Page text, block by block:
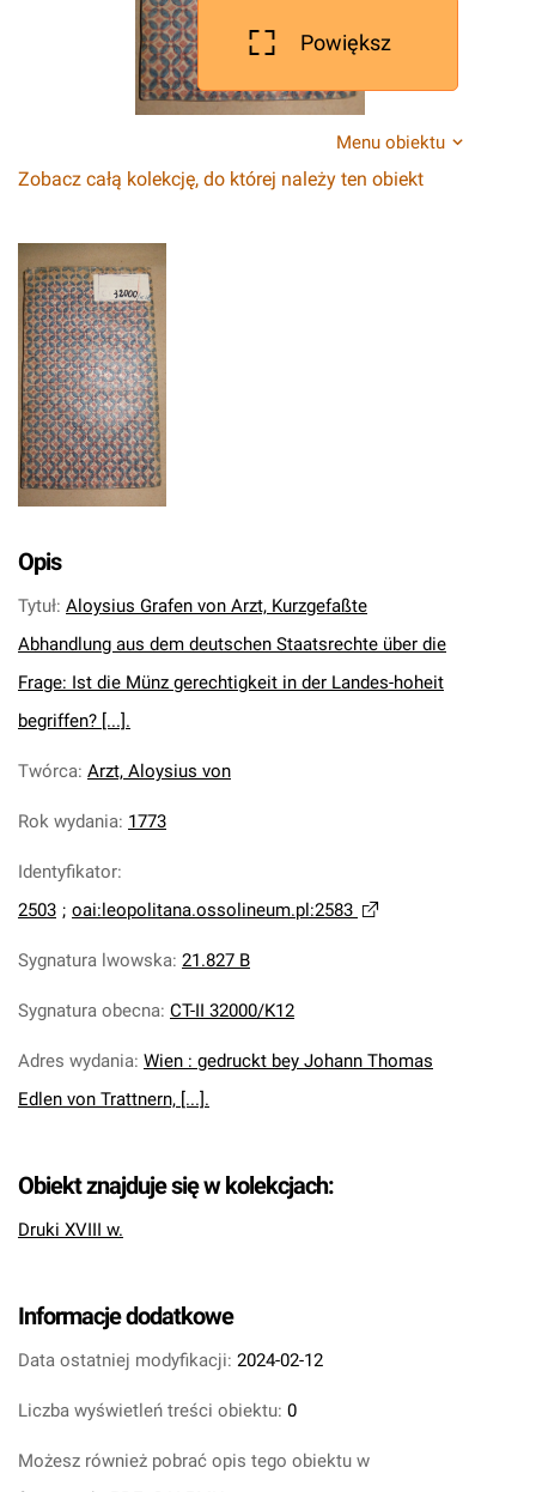
Powiększ
Menu obiektu
Zobacz całą kolekcję, do której należy ten obiekt
Opis
Tytuł: Aloysius Grafen von Arzt, Kurzgefaßte
Abhandlung aus dem deutschen Staatsrechte über die
Frage: Ist die Münz gerechtigkeit in der Landes-hoheit
begriffen? [...].
Twórca: Arzt, Aloysius von
Rok wydania: 1773
Identyfikator:
2503 ; oai:leopolitana.ossolineum.pl:2583
Sygnatura lwowska: 21.827 B
Sygnatura obecna: CT-II 32000/K12
Adres wydania: Wien : gedruckt bey Johann Thomas
Edlen von Trattnern, [...].
Obiekt znajduje się w kolekcjach:
Druki XVIII w.
Informacje dodatkowe
Data ostatniej modyfikacji: 2024-02-12
Liczba wyświetleń treści obiektu: 0
Możesz również pobrać opis tego obiektu w